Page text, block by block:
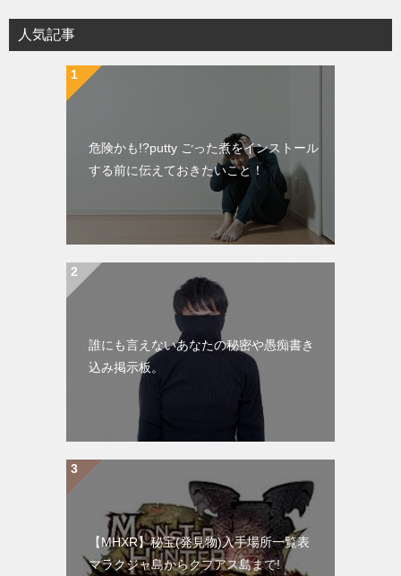
人気記事
危険かも!?putty ごった煮をインストール
する前に伝えておきたいこと！
誰にも言えないあなたの秘密や愚痴書き
込み掲示板。
【MHXR】秘宝(発見物)入手場所一覧表
マラクジャ島からクプアス島まで!